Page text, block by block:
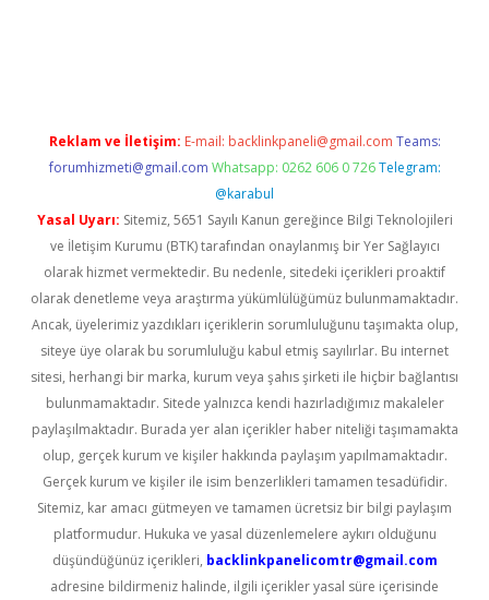
Reklam ve İletişim: E-mail: backlinkpaneli@gmail.com Teams:
forumhizmeti@gmail.com Whatsapp: 0262 606 0 726 Telegram:
@karabul
Yasal Uyarı: Sitemiz, 5651 Sayılı Kanun gereğince Bilgi Teknolojileri
ve İletişim Kurumu (BTK) tarafından onaylanmış bir Yer Sağlayıcı
olarak hizmet vermektedir. Bu nedenle, sitedeki içerikleri proaktif
olarak denetleme veya araştırma yükümlülüğümüz bulunmamaktadır.
Ancak, üyelerimiz yazdıkları içeriklerin sorumluluğunu taşımakta olup,
siteye üye olarak bu sorumluluğu kabul etmiş sayılırlar. Bu internet
sitesi, herhangi bir marka, kurum veya şahıs şirketi ile hiçbir bağlantısı
bulunmamaktadır. Sitede yalnızca kendi hazırladığımız makaleler
paylaşılmaktadır. Burada yer alan içerikler haber niteliği taşımamakta
olup, gerçek kurum ve kişiler hakkında paylaşım yapılmamaktadır.
Gerçek kurum ve kişiler ile isim benzerlikleri tamamen tesadüfidir.
Sitemiz, kar amacı gütmeyen ve tamamen ücretsiz bir bilgi paylaşım
platformudur. Hukuka ve yasal düzenlemelere aykırı olduğunu
düşündüğünüz içerikleri, backlinkpanelicomtr@gmail.com
adresine bildirmeniz halinde, ilgili içerikler yasal süre içerisinde